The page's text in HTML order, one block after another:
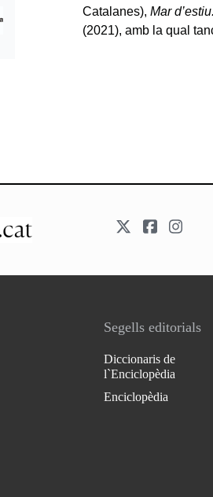
Catalanes),Mar
(2021), amb la qual
Segells editorials
Diccionaris de
l`Enciclopèdia
Enciclopèdia